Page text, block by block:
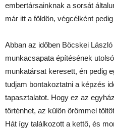
embertársainknak a sorsát
már itt a földön, végcélként
Abban az időben Böcskei
munkacsapata építésének
munkatársat keresett, én pedig
tudjam bontakoztatni a képzés
tapasztalatot. Hogy ez az
történhet, az külön örömmel
Hát így találkozott a kettő, és